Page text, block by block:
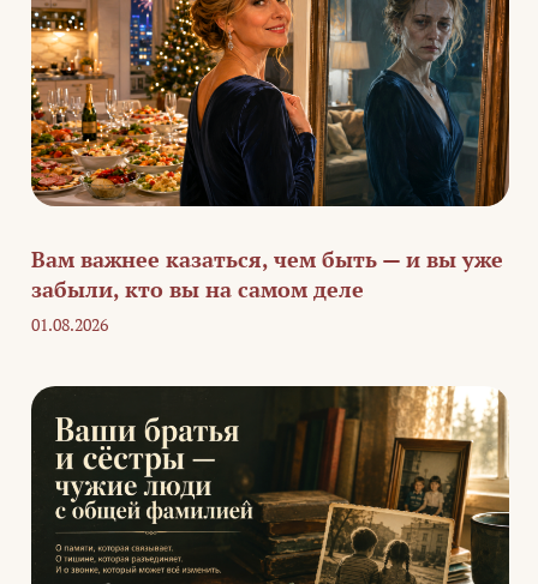
Вам важнее казаться, чем быть — и вы уже
забыли, кто вы на самом деле
01.08.2026